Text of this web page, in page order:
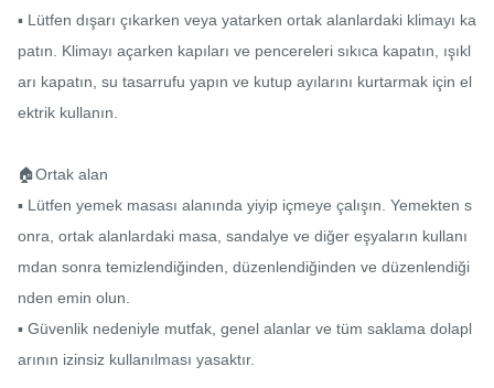
▪ Lütfen dışarı çıkarken veya yatarken ortak alanlardaki klimayı ka
patın. Klimayı açarken kapıları ve pencereleri sıkıca kapatın, ışıkl
arı kapatın, su tasarrufu yapın ve kutup ayılarını kurtarmak için el
ektrik kullanın.
🏠Ortak alan
▪ Lütfen yemek masası alanında yiyip içmeye çalışın. Yemekten s
onra, ortak alanlardaki masa, sandalye ve diğer eşyaların kullanı
mdan sonra temizlendiğinden, düzenlendiğinden ve düzenlendiği
nden emin olun.
▪ Güvenlik nedeniyle mutfak, genel alanlar ve tüm saklama dolapl
arının izinsiz kullanılması yasaktır.